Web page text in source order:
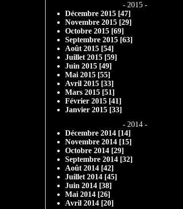
- 2015 -
Décembre 2015 [47]
Novembre 2015 [29]
Octobre 2015 [69]
Septembre 2015 [63]
Août 2015 [54]
Juillet 2015 [59]
Juin 2015 [49]
Mai 2015 [55]
Avril 2015 [33]
Mars 2015 [51]
Février 2015 [41]
Janvier 2015 [33]
- 2014 -
Décembre 2014 [14]
Novembre 2014 [15]
Octobre 2014 [29]
Septembre 2014 [32]
Août 2014 [42]
Juillet 2014 [45]
Juin 2014 [38]
Mai 2014 [26]
Avril 2014 [20]